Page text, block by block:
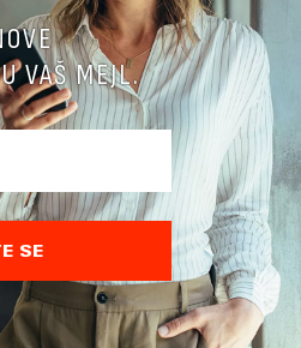
VAŠ MEJL.
SE